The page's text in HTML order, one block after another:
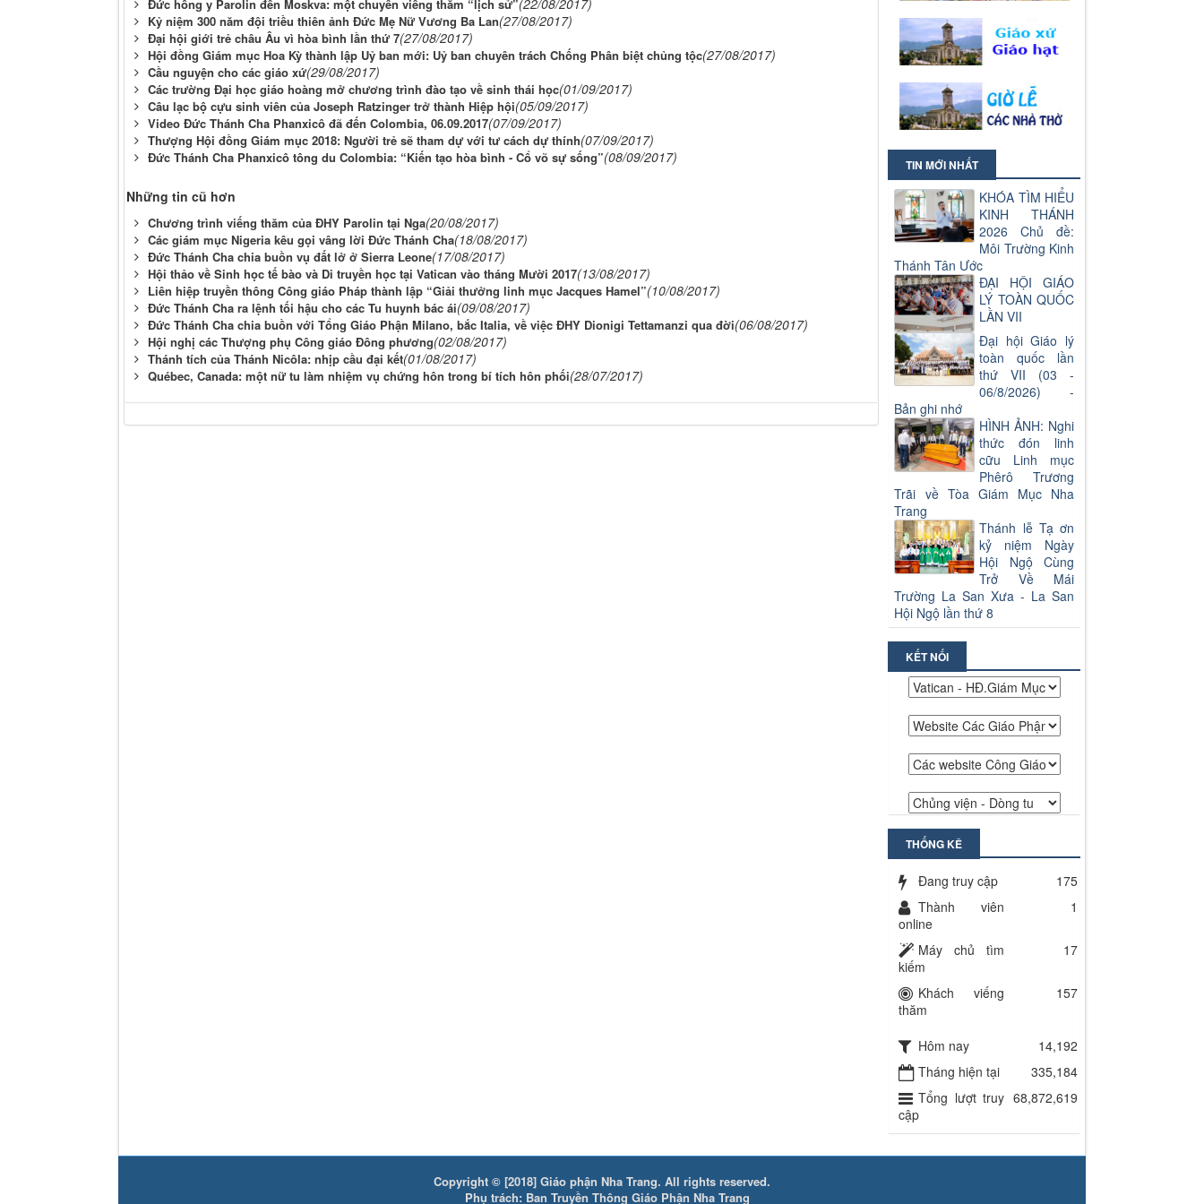
Đức hồng y Parolin đến Moskva: một chuyến viếng thăm “lịch sử”(22/08/2017)
Kỷ niệm 300 năm đội triều thiên ảnh Đức Mẹ Nữ Vương Ba Lan(27/08/2017)
Đại hội giới trẻ châu Âu vì hòa bình lần thứ 7(27/08/2017)
Hội đồng Giám mục Hoa Kỳ thành lập Uỷ ban mới: Uỷ ban chuyên trách Chống Phân biệt chủng tộc(27/08/2017)
Cầu nguyện cho các giáo xứ(29/08/2017)
Các trường Đại học giáo hoàng mở chương trình đào tạo về sinh thái học(01/09/2017)
Câu lạc bộ cựu sinh viên của Joseph Ratzinger trở thành Hiệp hội(05/09/2017)
Video Đức Thánh Cha Phanxicô đã đến Colombia, 06.09.2017(07/09/2017)
Thượng Hội đồng Giám mục 2018: Người trẻ sẽ tham dự với tư cách dự thính(07/09/2017)
Đức Thánh Cha Phanxicô tông du Colombia: “Kiến tạo hòa bình - Cổ võ sự sống”(08/09/2017)
Những tin cũ hơn
Chương trình viếng thăm của ĐHY Parolin tại Nga(20/08/2017)
Các giám mục Nigeria kêu gọi vâng lời Đức Thánh Cha(18/08/2017)
Đức Thánh Cha chia buồn vụ đất lở ở Sierra Leone(17/08/2017)
Hội thảo về Sinh học tế bào và Di truyền học tại Vatican vào tháng Mười 2017(13/08/2017)
Liên hiệp truyền thông Công giáo Pháp thành lập “Giải thưởng linh mục Jacques Hamel”(10/08/2017)
Đức Thánh Cha ra lệnh tối hậu cho các Tu huynh bác ái(09/08/2017)
Đức Thánh Cha chia buồn với Tổng Giáo Phận Milano, bắc Italia, về việc ĐHY Dionigi Tettamanzi qua đời(06/08/2017)
Hội nghị các Thượng phụ Công giáo Đông phương(02/08/2017)
Thánh tích của Thánh Nicôla: nhịp cầu đại kết(01/08/2017)
Québec, Canada: một nữ tu làm nhiệm vụ chứng hôn trong bí tích hôn phối(28/07/2017)
TIN MỚI NHẤT
KHÓA TÌM HIỂU
KINH THÁNH
2026 Chủ đề:
Môi Trường Kinh
Thánh Tân Ước
ĐẠI HỘI GIÁO
LÝ TOÀN QUỐC
LẦN VII
Đại hội Giáo lý
toàn quốc lần
thứ VII (03 -
06/8/2026) -
Bản ghi nhớ
HÌNH ẢNH: Nghi
thức đón linh
cữu Linh mục
Phêrô Trương
Trãi về Tòa Giám Mục Nha
Trang
Thánh lễ Tạ ơn
kỷ niệm Ngày
Hội Ngộ Cùng
Trở Về Mái
Trường La San Xưa - La San
Hội Ngộ lần thứ 8
KẾT NỐI
THỐNG KÊ
Đang truy cập
175
Thành viên
online
1
Máy chủ tìm
kiếm
17
Khách viếng
thăm
157
Hôm nay
14,192
Tháng hiện tại
335,184
Tổng lượt truy
cập
68,872,619
Copyright © [2018] Giáo phận Nha Trang. All rights reserved.
Phụ trách: Ban Truyền Thông Giáo Phận Nha Trang